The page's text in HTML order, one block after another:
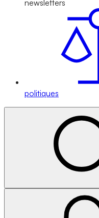
newsletters
politiques